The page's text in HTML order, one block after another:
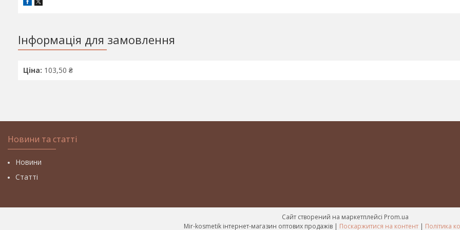
Інформація для замовлення
Ціна: 103,50 ₴
Новини та статті
Новини
Статті
Сайт створений на маркетплейсі Prom.ua
Mir-kosmetik інтернет-магазин оптових продажів | Поскаржитися на контент | Політика